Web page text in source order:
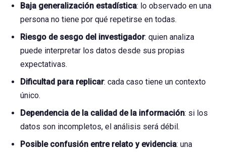
Baja generalización estadística: lo observado en una
persona no tiene por qué repetirse en todas.
Riesgo de sesgo del investigador: quien analiza
puede interpretar los datos desde sus propias
expectativas.
Dificultad para replicar: cada caso tiene un contexto
único.
Dependencia de la calidad de la información: si los
datos son incompletos, el análisis será débil.
Posible confusión entre relato y evidencia: una